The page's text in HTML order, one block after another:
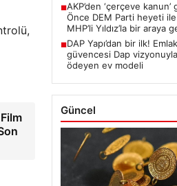
■AKP’den ‘çerçeve
Önce DEM Parti heyeti ile
MHP’li Yıldız’la bir araya
■DAP Yapı’dan bir ilk!
güvencesi Dap
ödeyen ev modeli
Güncel